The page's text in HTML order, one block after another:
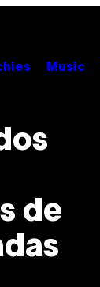
Music
de